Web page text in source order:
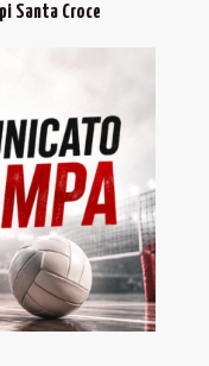
Santa Croce